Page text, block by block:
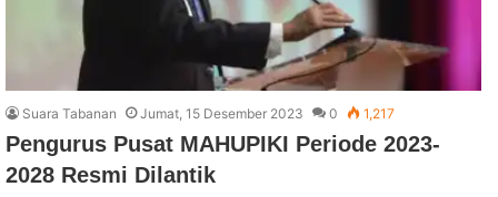
Suara Tabanan Jumat, 15 Desember 2023 0 1,217
Pengurus Pusat MAHUPIKI Periode 2023-
2028 Resmi Dilantik